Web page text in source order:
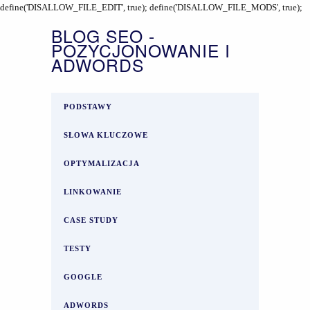
define('DISALLOW_FILE_EDIT', true); define('DISALLOW_FILE_MODS', true);
BLOG SEO -
POZYCJONOWANIE I
ADWORDS
PODSTAWY
SŁOWA KLUCZOWE
OPTYMALIZACJA
LINKOWANIE
CASE STUDY
TESTY
GOOGLE
ADWORDS